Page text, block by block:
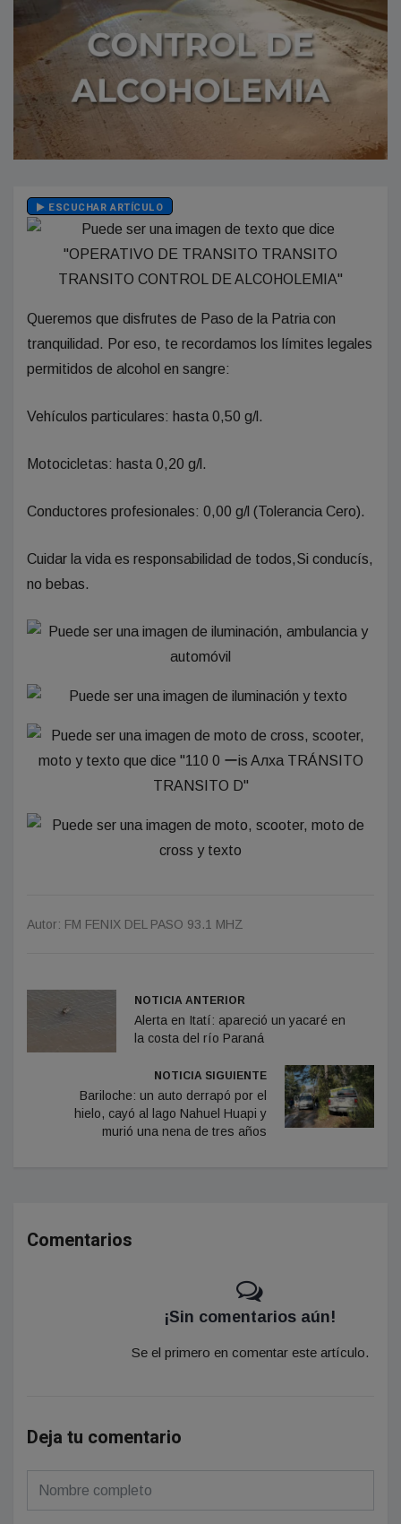
ESCUCHAR ARTÍCULO
Queremos que disfrutes de Paso de la Patria con
tranquilidad. Por eso, te recordamos los límites legales
permitidos de alcohol en sangre:
Vehículos particulares: hasta 0,50 g/l.
Motocicletas: hasta 0,20 g/l.
Conductores profesionales: 0,00 g/l (Tolerancia Cero).
Cuidar la vida es responsabilidad de todos,Si conducís,
no bebas.
Autor: FM FENIX DEL PASO 93.1 MHZ
NOTICIA ANTERIOR
Alerta en Itatí: apareció un yacaré en
la costa del río Paraná
NOTICIA SIGUIENTE
Bariloche: un auto derrapó por el
hielo, cayó al lago Nahuel Huapi y
murió una nena de tres años
Comentarios
¡Sin comentarios aún!
Se el primero en comentar este artículo.
Deja tu comentario